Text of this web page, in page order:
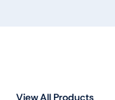
View All Products